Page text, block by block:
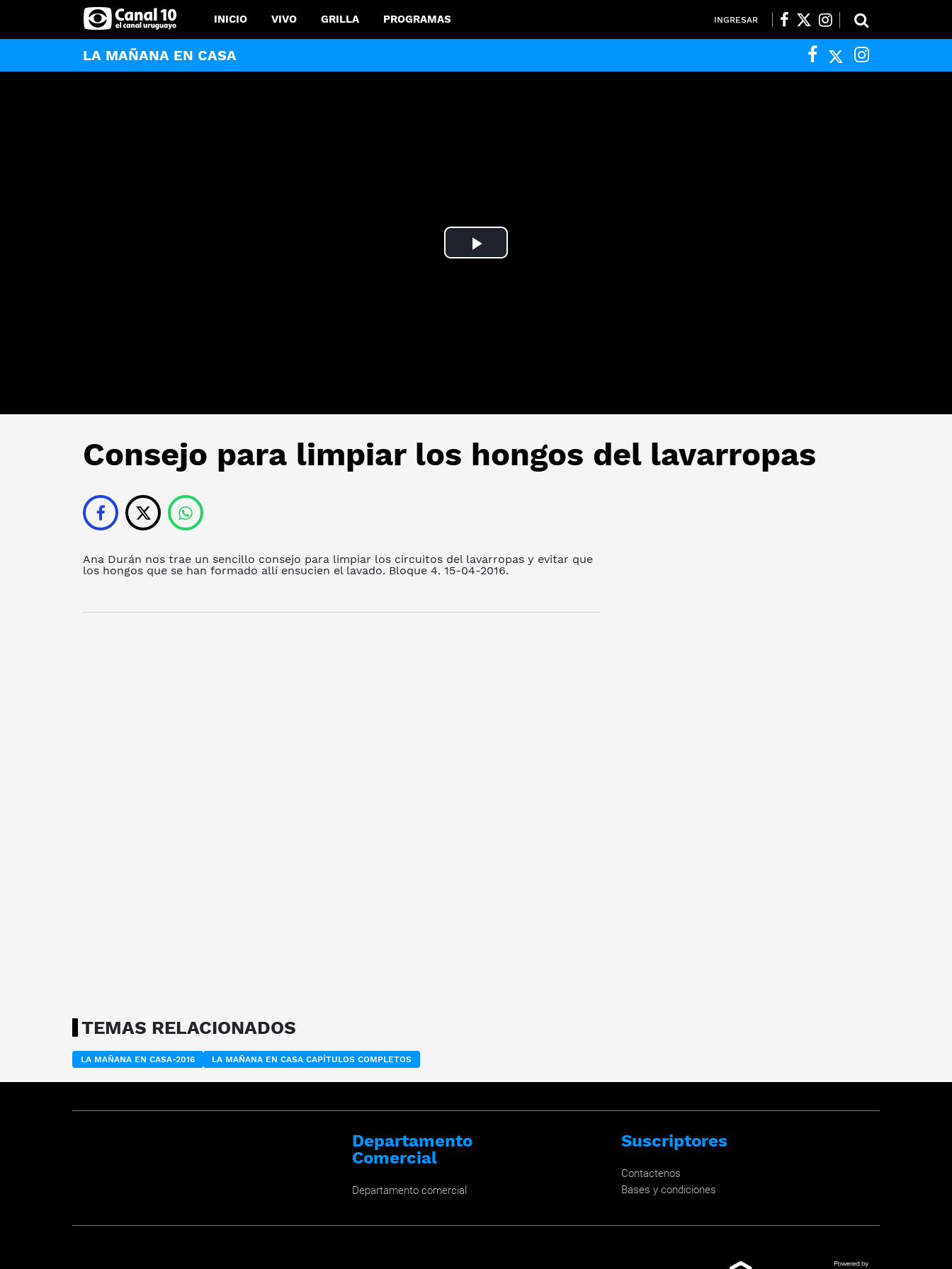
INICIO VIVO GRILLA PROGRAMAS INGRESAR
LA MAÑANA EN CASA
Play
Consejo para limpiar los hongos del lavarropas
Ana Durán nos trae un sencillo consejo para limpiar los circuitos del lavarropas y evitar que
los hongos que se han formado allí ensucien el lavado. Bloque 4. 15-04-2016.
TEMAS RELACIONADOS
LA MAÑANA EN CASA-2016 LA MAÑANA EN CASA CAPÍTULOS COMPLETOS
Departamento
Comercial
Departamento comercial
Suscriptores
Contactenos
Bases y condiciones